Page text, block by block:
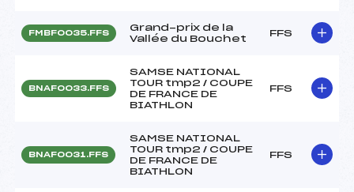
FMBF0035.FFS
Grand-prix de la
Vallée du Bouchet
FFS
BNAF0033.FFS
SAMSE NATIONAL
TOUR tmp2 / COUPE
DE FRANCE DE
BIATHLON
FFS
BNAF0031.FFS
SAMSE NATIONAL
TOUR tmp2 / COUPE
DE FRANCE DE
BIATHLON
FFS